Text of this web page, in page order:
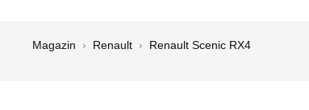
Magazin › Renault › Renault Scenic RX4